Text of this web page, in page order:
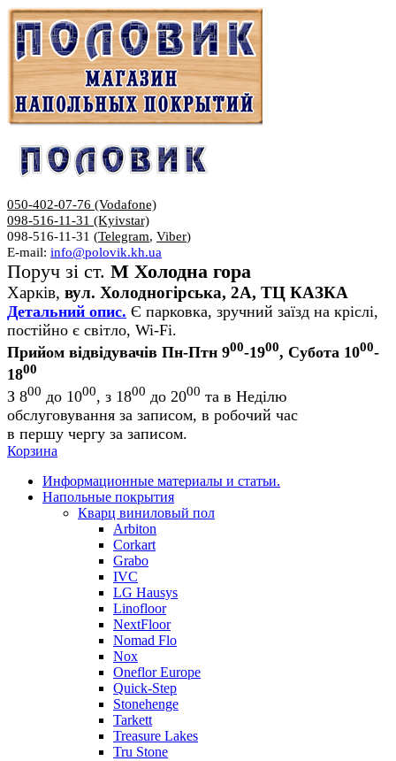
050-402-07-76 (Vodafone)
098-516-11-31 (Kyivstar)
098-516-11-31 (Telegram, Viber)
E-mail: info@polovik.kh.ua
Поруч зі ст. М Холодна гора
Харків, вул. Холодногірська, 2А, ТЦ КАЗКА
Детальний опис. Є парковка, зручний заїзд на кріслі,
постійно є світло, Wi-Fi.
Прийом відвідувачів Пн-Птн 900-1900, Субота 1000-
1800
З 800 до 1000, з 1800 до 2000 та в Неділю
обслуговування за записом, в робочий час
в першу чергу за записом.
Корзина
Информационные материалы и статьи.
Напольные покрытия
Кварц виниловый пол
Arbiton
Corkart
Grabo
IVC
LG Hausys
Linofloor
NextFloor
Nomad Flo
Nox
Oneflor Europe
Quick-Step
Stonehenge
Tarkett
Treasure Lakes
Tru Stone